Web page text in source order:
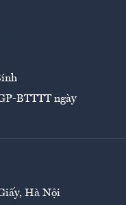
BTTTT ngày
Hà Nội